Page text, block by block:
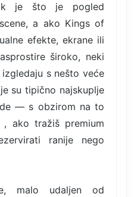
je što je pogled
a ako Kings of
efekte, ekrane ili
široko, neki
s nešto veće
su tipično najskuplje
— s obzirom na to
ako tražiš premium
ranije nego
malo udaljen od